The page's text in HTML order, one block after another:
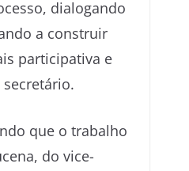
dialogando
a construir
participativa e
que o trabalho
do vice-